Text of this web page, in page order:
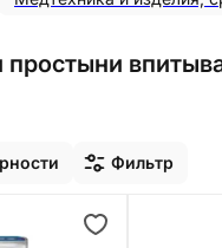
простыни
Фильтр